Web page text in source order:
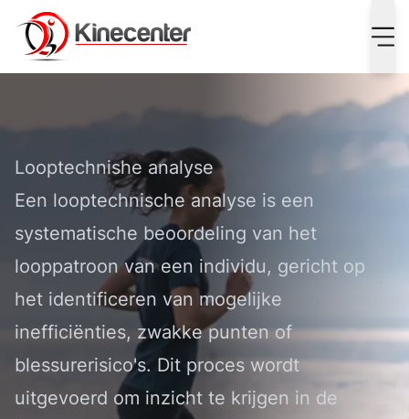
Looptechnische Analyse: Optimaliseer je loopprestaties en
Looptechnishe analyse
Een looptechnische analyse is een
systematische beoordeling van het
looppatroon van een individu, gericht op
het identificeren van mogelijke
inefficiënties, zwakke punten of
blessurerisico's. Dit proces wordt
uitgevoerd om inzicht te krijgen in de